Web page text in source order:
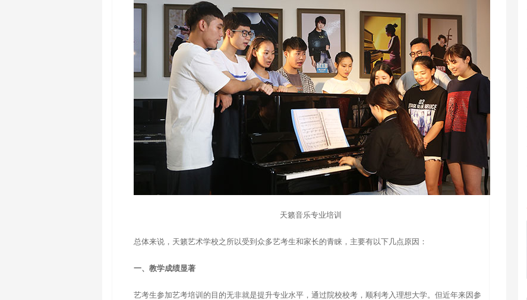
天籁音乐专业培训
总体来说，天籁艺术学校之所以受到众多艺考生和家长的青睐，主要有以下几点原因：
一、教学成绩显著
艺考生参加艺考培训的目的无非就是提升专业水平，通过院校校考，顺利考入理想大学。但近年来因参